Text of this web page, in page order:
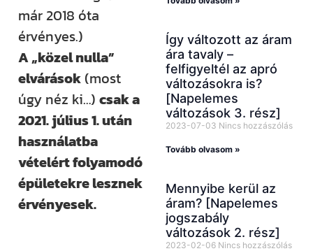
már 2018 óta
érvényes.)
A „közel nulla”
elvárások(most
úgy néz ki…)csak a
2021. július 1. után
használatba
vételért folyamodó
épületekre lesznek
érvényesek.
Így változott az áram
ára tavaly –
felfigyeltél az apró
változásokra is?
[Napelemes
változások 3. rész]
2023-07-03 Nincs hozzászólás
Tovább olvasom »
Mennyibe kerül az
áram? [Napelemes
jogszabály
változások 2. rész]
2023-02-06 Nincs hozzászólás